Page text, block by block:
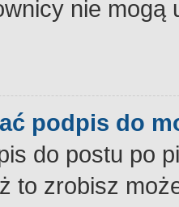
nie
podpis do
do postu po
to zrobisz